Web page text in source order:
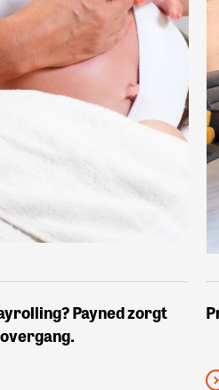
Payned zorgt